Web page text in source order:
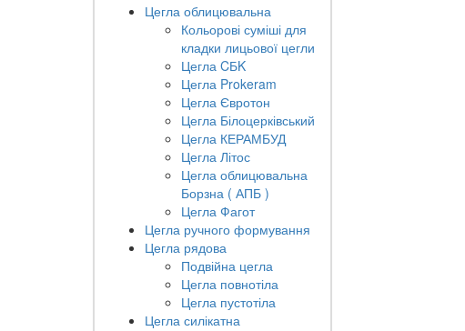
Цегла облицювальна
Кольорові суміші для
кладки лицьової цегли
Цегла CБK
Цегла Prokeram
Цегла Євротон
Цегла Білоцерківський
Цегла КЕРАМБУД
Цегла Літос
Цегла облицювальна
Борзна ( АПБ )
Цегла Фагот
Цегла ручного формування
Цегла рядова
Подвійна цегла
Цегла повнотіла
Цегла пустотіла
Цегла силікатна